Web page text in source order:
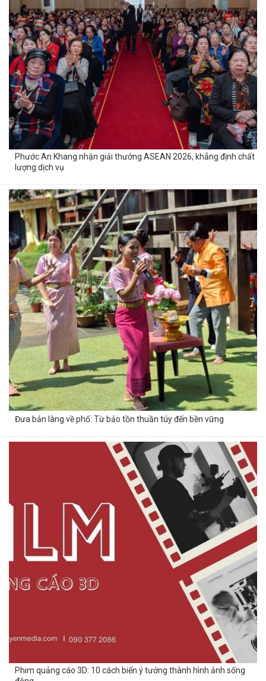
Phước An Khang nhận giải thưởng ASEAN 2026, khẳng định chất
lượng dịch vụ
Đưa bản làng về phố: Từ bảo tồn thuần túy đến bền vững
Phim quảng cáo 3D: 10 cách biến ý tưởng thành hình ảnh sống